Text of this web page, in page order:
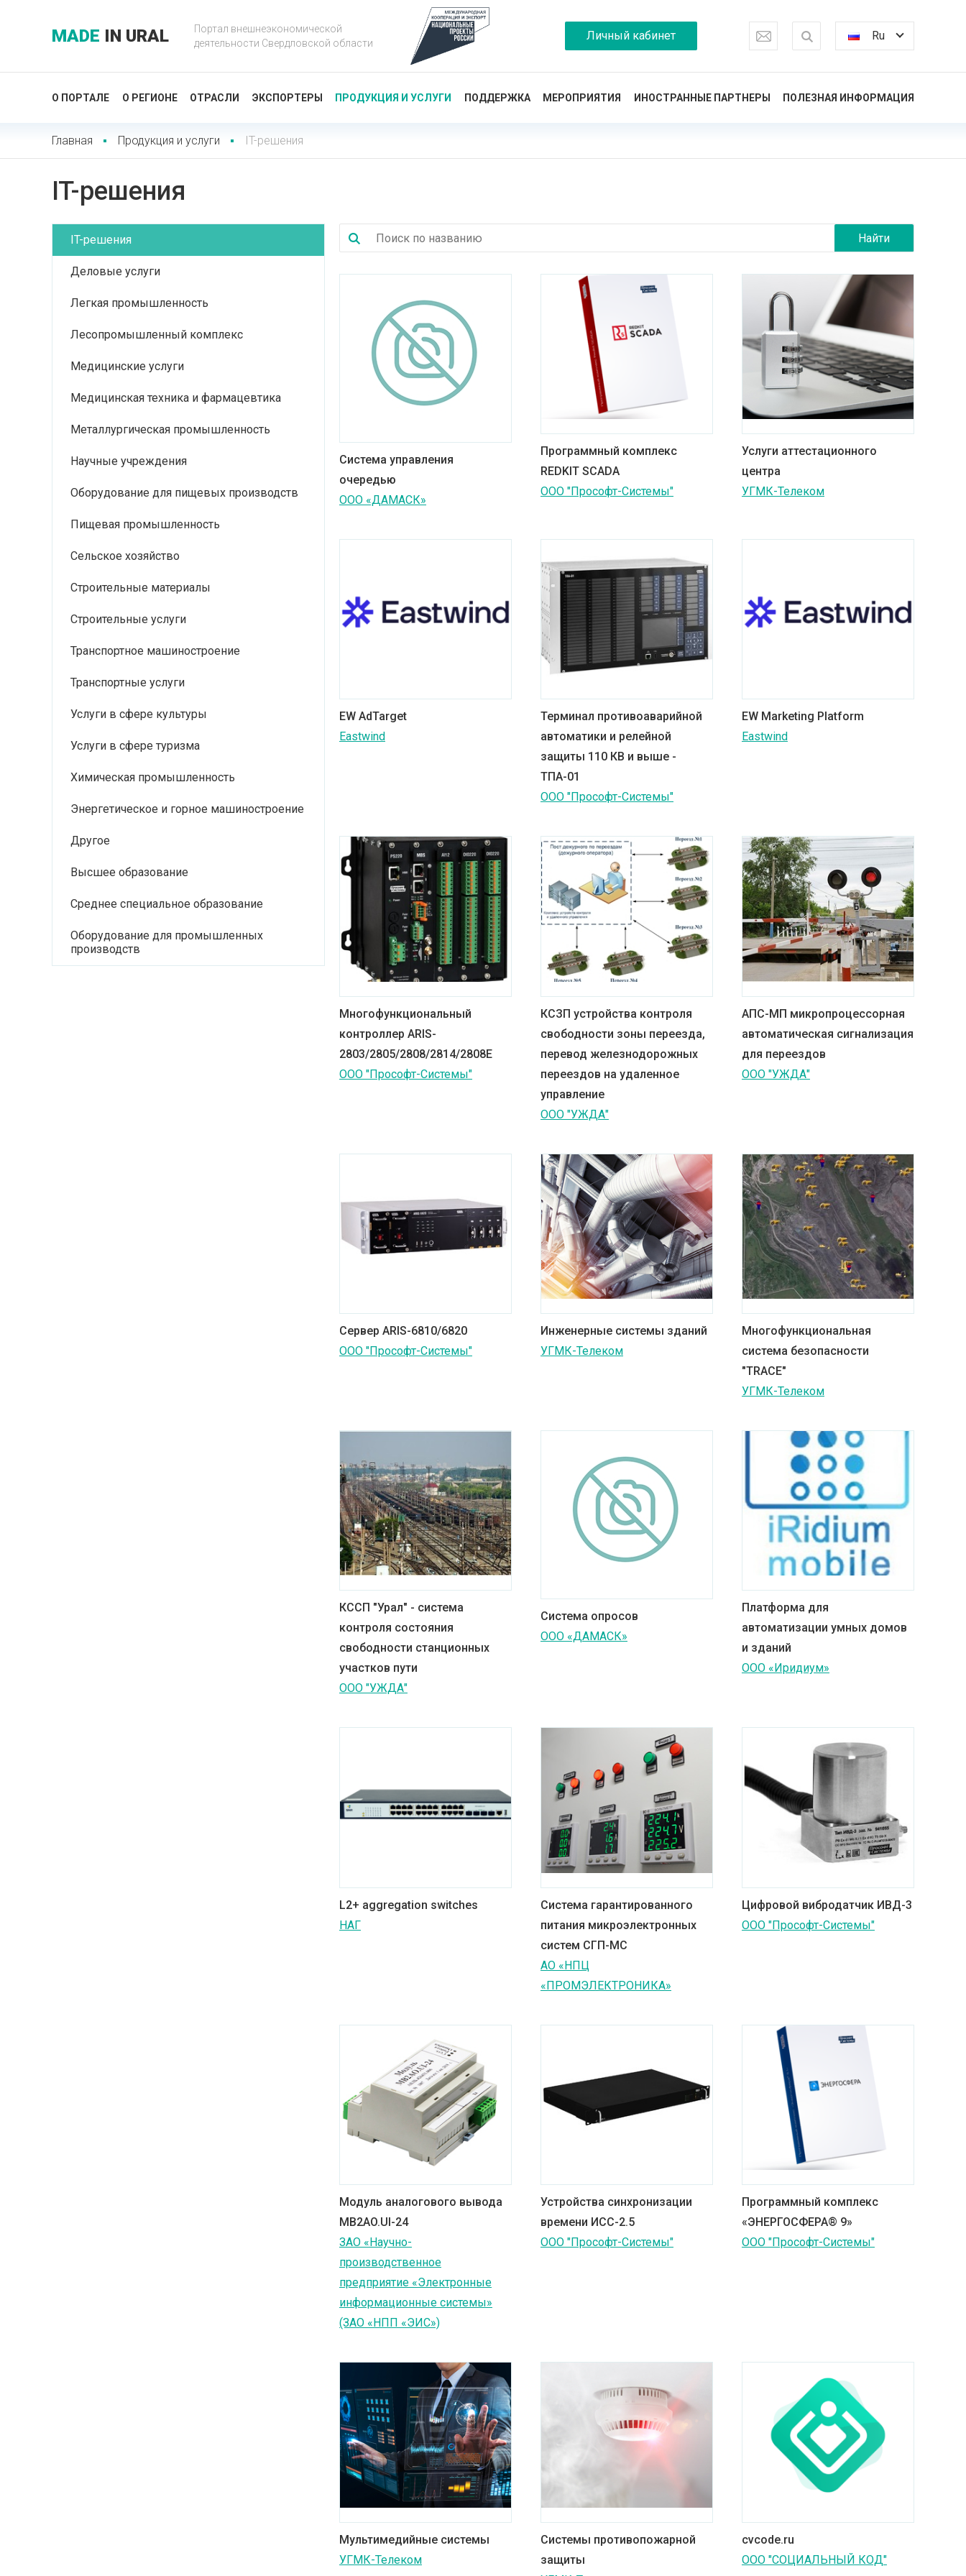
MADE IN URAL
Портал внешнеэкономической
деятельности Свердловской области
Личный кабинет Ru
О ПОРТАЛЕ О РЕГИОНЕ ОТРАСЛИ ЭКСПОРТЕРЫ ПРОДУКЦИЯ И УСЛУГИ ПОДДЕРЖКА МЕРОПРИЯТИЯ ИНОСТРАННЫЕ ПАРТНЕРЫ ПОЛЕЗНАЯ ИНФОРМАЦИЯ
Главная Продукция и услуги IT-решения
IT-решения
IT-решения
Деловые услуги
Легкая промышленность
Лесопромышленный комплекс
Медицинские услуги
Медицинская техника и фармацевтика
Металлургическая промышленность
Научные учреждения
Оборудование для пищевых производств
Пищевая промышленность
Сельское хозяйство
Строительные материалы
Строительные услуги
Транспортное машиностроение
Транспортные услуги
Услуги в сфере культуры
Услуги в сфере туризма
Химическая промышленность
Энергетическое и горное машиностроение
Другое
Высшее образование
Среднее специальное образование
Оборудование для промышленных
производств
Система управления
очередью
ООО «ДАМАСК»
Программный комплекс
REDKIT SCADA
ООО "Прософт-Системы"
Услуги аттестационного
центра
УГМК-Телеком
EW AdTarget
Eastwind
Терминал противоаварийной
автоматики и релейной
защиты 110 КВ и выше -
ТПА-01
ООО "Прософт-Системы"
EW Marketing Platform
Eastwind
Многофункциональный
контроллер ARIS-
2803/2805/2808/2814/2808Е
ООО "Прософт-Системы"
КСЗП устройства контроля
свободности зоны переезда,
перевод железнодорожных
переездов на удаленное
управление
ООО "УЖДА"
АПС-МП микропроцессорная
автоматическая сигнализация
для переездов
ООО "УЖДА"
Сервер ARIS-6810/6820
ООО "Прософт-Системы"
Инженерные системы зданий
УГМК-Телеком
Многофункциональная
система безопасности
"TRACE"
УГМК-Телеком
КССП "Урал" - система
контроля состояния
свободности станционных
участков пути
ООО "УЖДА"
Система опросов
ООО «ДАМАСК»
Платформа для
автоматизации умных домов
и зданий
ООО «Иридиум»
L2+ aggregation switches
НАГ
Система гарантированного
питания микроэлектронных
систем СГП-МС
АО «НПЦ
«ПРОМЭЛЕКТРОНИКА»
Цифровой вибродатчик ИВД-3
ООО "Прософт-Системы"
Модуль аналогового вывода
МВ2AO.UI-24
ЗАО «Научно-
производственное
предприятие «Электронные
информационные системы»
(ЗАО «НПП «ЭИС»)
Устройства синхронизации
времени ИСС-2.5
ООО "Прософт-Системы"
Программный комплекс
«ЭНЕРГОСФЕРА® 9»
ООО "Прософт-Системы"
Мультимедийные системы
УГМК-Телеком
Системы противопожарной
защиты
cvcode.ru
ООО "СОЦИАЛЬНЫЙ КОД"